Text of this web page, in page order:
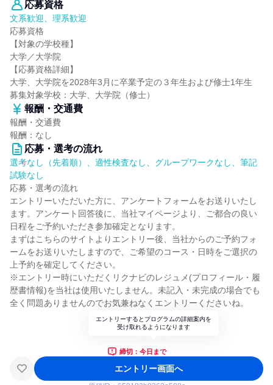
応募資格
文系歓迎、理系歓迎
応募資格
【対象の学校種】
大学／大学院
【応募資格詳細】
大学、大学院を2028年3月に卒業予定の３年生および修士1年生
募集対象学校：大学、大学院（修士）
報酬・交通費
報酬・交通費
報酬：なし
応募・選考の流れ
選考なし（先着順）、適性検査なし、グループワークなし、筆記
試験なし
応募・選考の流れ
エントリーいただいた方に、アンケートフォームをお送りいたし
ます。アンケート回答後に、当社マイページより、ご都合の良い
日程をご予約いただき参加確定となります。
まずはこちらのサイトよりエントリー後、当社からのご予約フォ
ームをお送りいたしますので、ご希望のコース・日時をご選択の
上予約を確定してください。
※エントリー時にいただくリクナビのレジュメ(プロフィール・履
歴書情報)を当社は使用いたしません。未記入・未完成の場合でも
全く問題ありませんのでお気兼ねなくエントリーくださいね。
エントリーするとプログラムの詳細案内を
受け取れるようになります
締切：今日まで
エントリー画面へ